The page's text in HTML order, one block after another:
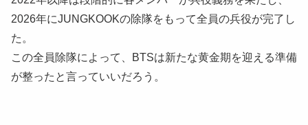
2026年にJUNGKOOKの除隊をもって全員の兵役が完了し
た。
この全員除隊によって、BTSは新たな黄金期を迎える準備
が整ったと言っていいだろう。